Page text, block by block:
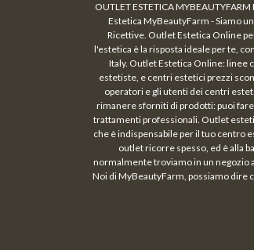
OUTLET ESTETICA
Estetica MyBeautyFarm - Siamo
Ricettive. Outlet Estetica Online
l'estetica è la risposta ideale per te,
Italy. Outlet Estetica Online: linee
estetiste, e centri estetici prezzi
operatori e gli utenti dei centri
rimanere sforniti di prodotti: puoi
trattamenti professionali. Outlet
che è indispensabile per il tuo centro
outlet ricorre spesso, ed è alla
normalmente troviamo in un negozio
Noi di MyBeautyFarm, possiamo dire